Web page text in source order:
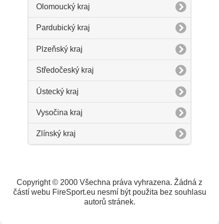
Olomoucký kraj
Pardubický kraj
Plzeňský kraj
Středočeský kraj
Ústecký kraj
Vysočina kraj
Zlínský kraj
Copyright © 2000 Všechna práva vyhrazena. Žádná z
částí webu FireSport.eu nesmí být použita bez souhlasu
autorů stránek.